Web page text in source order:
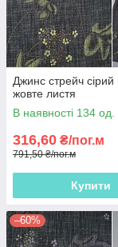
Джинс стрейч
жовте листя
В наявності 134 од.
316,60 ₴/пог.м
791,50 ₴/пог.м
Купити
–60%